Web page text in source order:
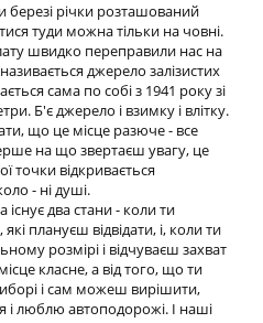
річки розташований
туди можна тільки на човні.
швидко переправили нас на
джерело залізистих
сама по собі з 1941 року зі
Б'є джерело і взимку і влітку.
що це місце разюче - все
на що звертаєш увагу, це
точки відкривається
- ні душі.
два стани - коли ти
плануєш відвідати, і, коли ти
розмірі і відчуваєш захват
класне, а від того, що ти
і сам можеш вирішити,
і люблю автоподорожі. І наші